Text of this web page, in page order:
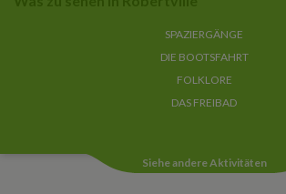
SPAZIERGÄNGE
DIE BOOTSFAHRT
FOLKLORE
DAS FREIBAD
Siehe andere Aktivitäten